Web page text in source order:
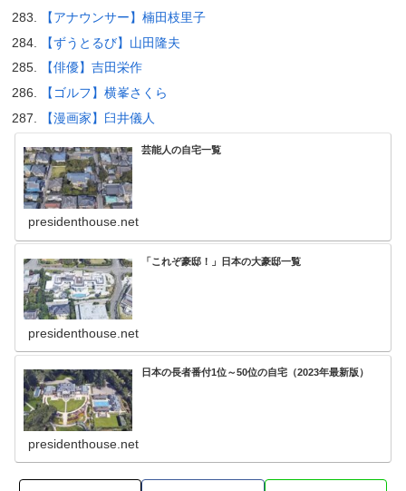
【アナウンサー】楠田枝里子
【ずうとるび】山田隆夫
【俳優】吉田栄作
【ゴルフ】横峯さくら
【漫画家】臼井儀人
芸能人の自宅一覧
presidenthouse.net
「これぞ豪邸！」日本の大豪邸一覧
presidenthouse.net
日本の長者番付1位～50位の自宅（2023年最新版）
presidenthouse.net